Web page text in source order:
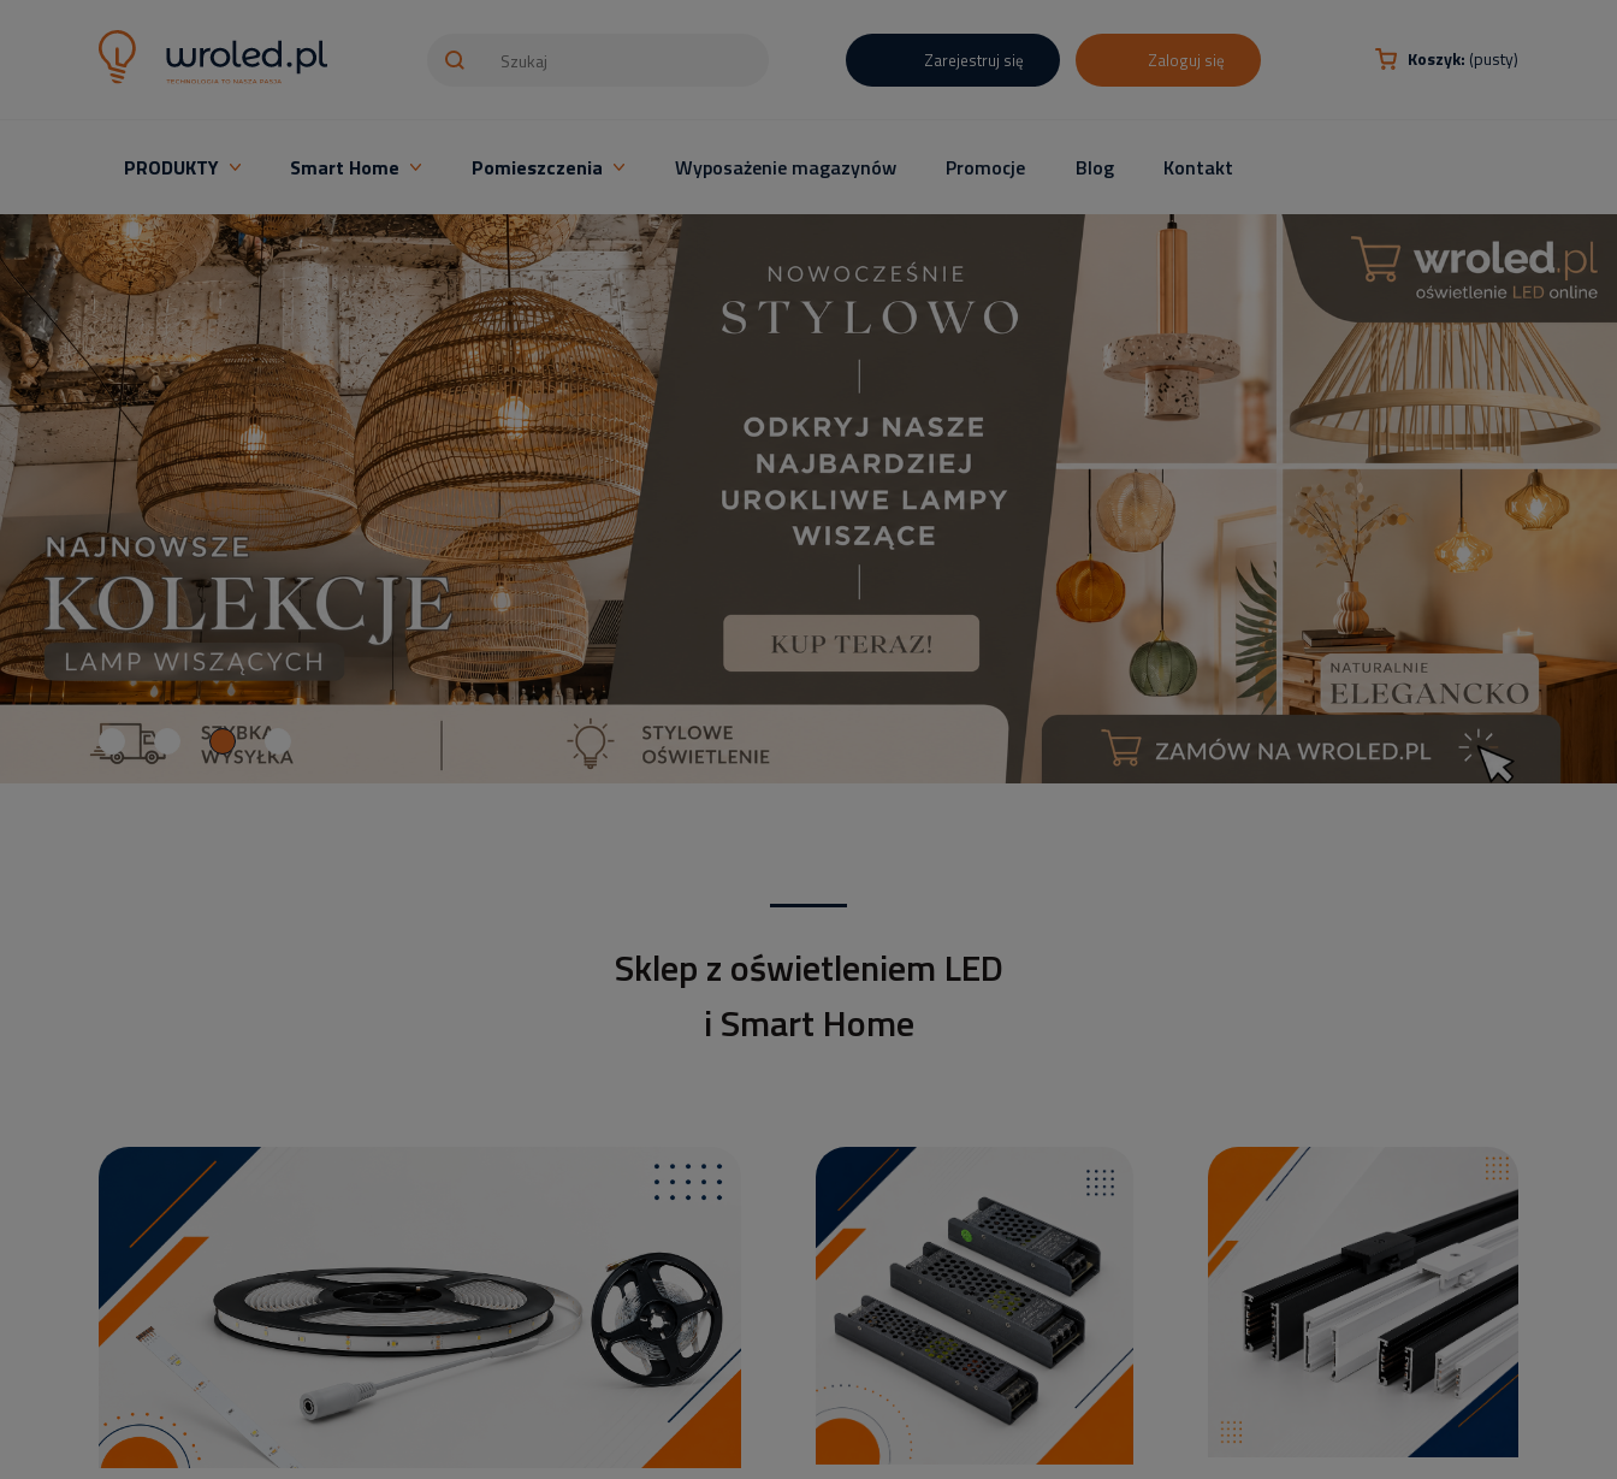
Koszyk: (pusty)
Zarejestruj się Zaloguj się
PRODUKTY Smart Home Pomieszczenia Wyposażenie magazynów Promocje Blog Kontakt
Oświetlenie LED z montażem
Sklep z oświetleniem LED
i Smart Home